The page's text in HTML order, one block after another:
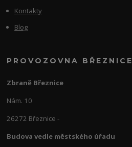
Kontakty
Blog
PROVOZOVNA BŘEZNICE
Zbraně Březnice
Nám. 10
26272 Březnice -
Budova vedle městského úřadu